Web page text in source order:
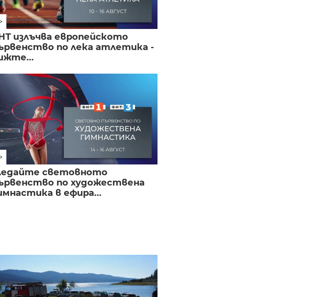
излъчва европейското
по лека атлетика -
световното
по художествена
в ефира...